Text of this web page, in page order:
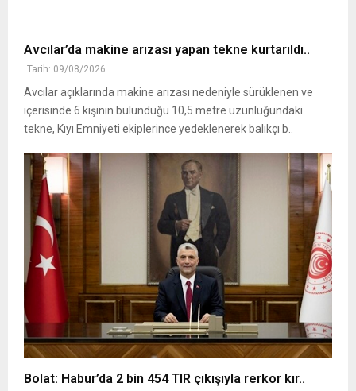
Avcılar’da makine arızası yapan tekne kurtarıldı..
Tarih: 09/08/2026
Avcılar açıklarında makine arızası nedeniyle sürüklenen ve
içerisinde 6 kişinin bulunduğu 10,5 metre uzunluğundaki
tekne, Kıyı Emniyeti ekiplerince yedeklenerek balıkçı b..
Bolat: Habur’da 2 bin 454 TIR çıkışıyla rerkor kır..